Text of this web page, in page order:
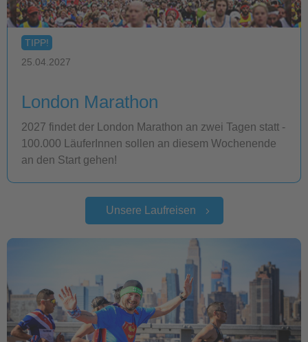
TIPP!
25.04.2027
London Marathon
2027 findet der London Marathon an zwei Tagen statt -
100.000 LäuferInnen sollen an diesem Wochenende
an den Start gehen!
Unsere Laufreisen